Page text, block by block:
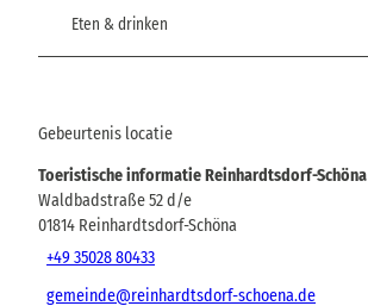
Eten & drinken
Gebeurtenis locatie
Toeristische informatie Reinhardtsdorf-Schöna
Waldbadstraße 52 d/e
01814 Reinhardtsdorf-Schöna
+49 35028 80433
gemeinde@reinhardtsdorf-schoena.de